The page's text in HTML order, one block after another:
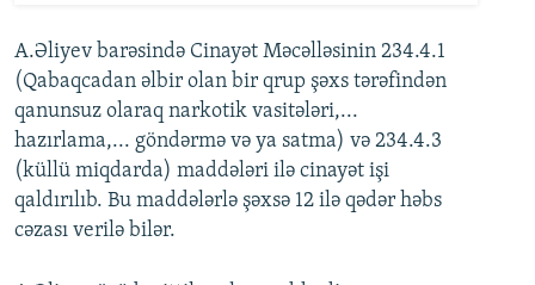
A.Əliyev barəsində Cinayət Məcəlləsinin 234.4.1
(Qabaqcadan əlbir olan bir qrup şəxs tərəfindən
qanunsuz olaraq narkotik vasitələri,...
hazırlama,... göndərmə və ya satma) və 234.4.3
(küllü miqdarda) maddələri ilə cinayət işi
qaldırılıb. Bu maddələrlə şəxsə 12 ilə qədər həbs
cəzası verilə bilər.